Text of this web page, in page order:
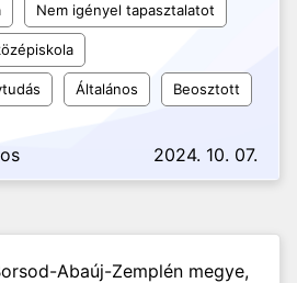
Nem igényel tapasztalatot
Általános Beosztott
2024. 10. 07.
Abaúj-Zemplén megye,